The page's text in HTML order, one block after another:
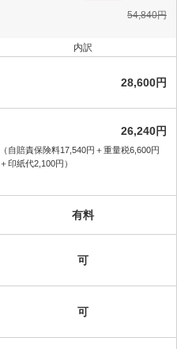
54,840円
内訳
28,600円
26,240円
（自賠責保険料17,540円＋重量税6,600円
＋印紙代2,100円）
有料
可
可